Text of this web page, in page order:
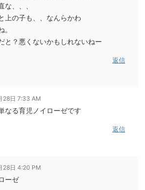
な、、、
上の子も、、なんらかわ
。
と？悪くないかもしれないねー
返信
28日 7:33 AM
なる育児ノイローゼです
返信
28日 4:20 PM
ーゼ